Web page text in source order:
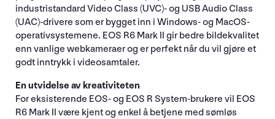
industristandard Video Class (UVC)- og USB Audio Class
(UAC)-drivere som er bygget inn i Windows- og MacOS-
operativsystemene. EOS R6 Mark II gir bedre bildekvalitet
enn vanlige webkameraer og er perfekt når du vil gjøre et
godt inntrykk i videosamtaler.
En utvidelse av kreativiteten
For eksisterende EOS- og EOS R System-brukere vil EOS
R6 Mark II være kjent og enkel å betjene med sømløs